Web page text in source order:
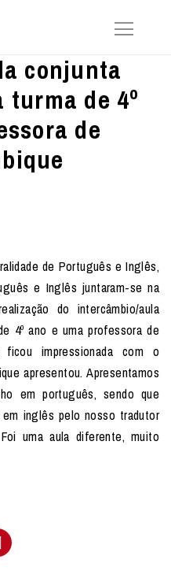
conjunta
de 4º
de
de Português e Inglês,
e Inglês juntaram-se na
do intercâmbio/aula
4º ano e uma professora de
ficou impressionada com o
apresentou. Apresentamos
em português, sendo que
inglês pelo nosso tradutor
uma aula diferente, muito